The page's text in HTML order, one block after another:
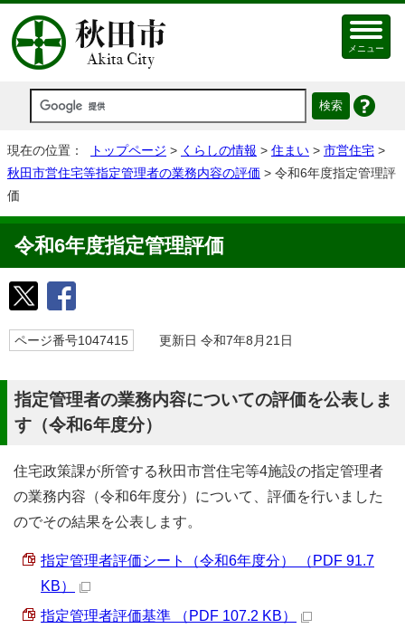
メニュー
現在の位置： トップページ > くらしの情報 > 住まい > 市営住宅 >
秋田市営住宅等指定管理者の業務内容の評価 > 令和6年度指定管理評
価
令和6年度指定管理評価
ページ番号1047415 更新日 令和7年8月21日
指定管理者の業務内容についての評価を公表しま
す（令和6年度分）
住宅政策課が所管する秋田市営住宅等4施設の指定管理者
の業務内容（令和6年度分）について、評価を行いました
のでその結果を公表します。
指定管理者評価シート（令和6年度分） （PDF 91.7
KB）
指定管理者評価基準 （PDF 107.2 KB）